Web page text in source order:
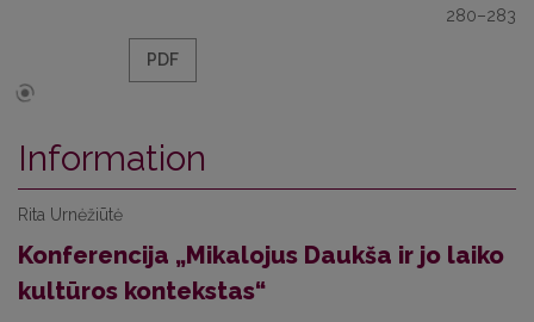
280–283
PDF
Information
Rita Urnėžiūtė
Konferencija „Mikalojus Daukša ir jo laiko
kultūros kontekstas“